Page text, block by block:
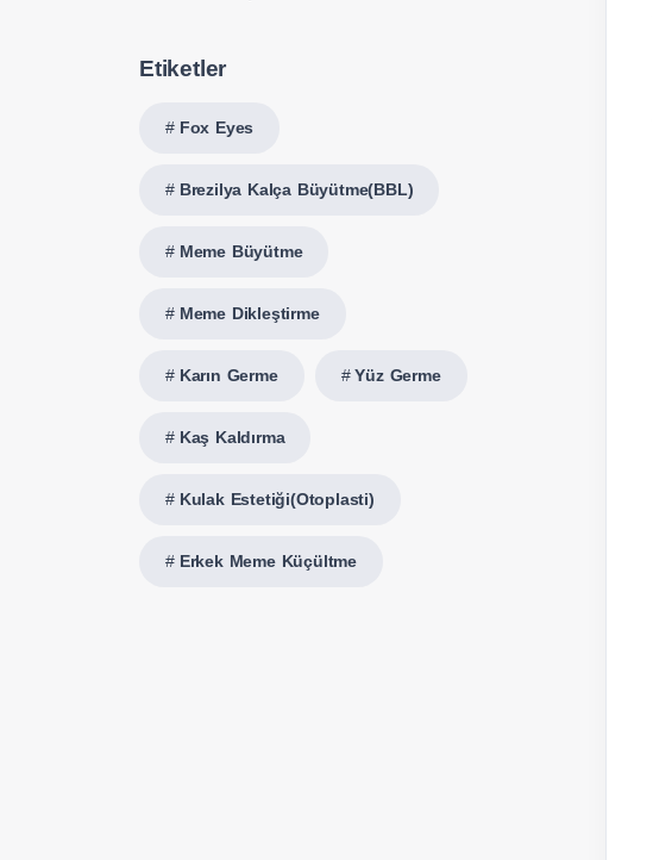
Etiketler
Fox Eyes
Brezilya Kalça Büyütme(BBL)
Meme Büyütme
Meme Dikleştirme
Karın Germe Yüz Germe
Kaş Kaldırma
Kulak Estetiği(Otoplasti)
Erkek Meme Küçültme